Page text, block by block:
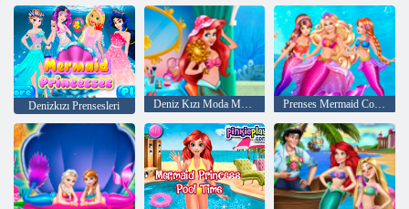
Denizkızı Prensesleri Deniz Kızı Moda Makyajı Prenses Mermaid Coronation